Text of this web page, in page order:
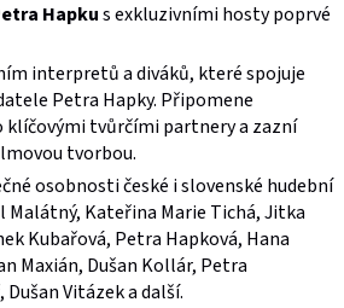
Hapkus exkluzivními hosty poprvé
interpretů a diváků, které spojuje
Petra Hapky. Připomene
klíčovými tvůrčími partnery a zazní
tvorbou.
osobnosti české i slovenské hudební
Malátný, Kateřina Marie Tichá, Jitka
Kubařová, Petra Hapková, Hana
Maxián, Dušan Kollár, Petra
Vitázek a další.